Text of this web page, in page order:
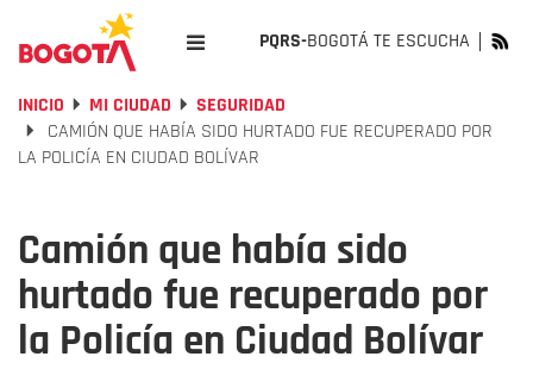
PQRS-BOGOTÁ TE ESCUCHA
INICIO MI CIUDAD
SEGURIDAD
CAMIÓN QUE HABÍA SIDO HURTADO FUE RECUPERADO POR
LA POLICÍA EN CIUDAD BOLÍVAR
Camión que había sido
hurtado fue recuperado por
la Policía en Ciudad Bolívar